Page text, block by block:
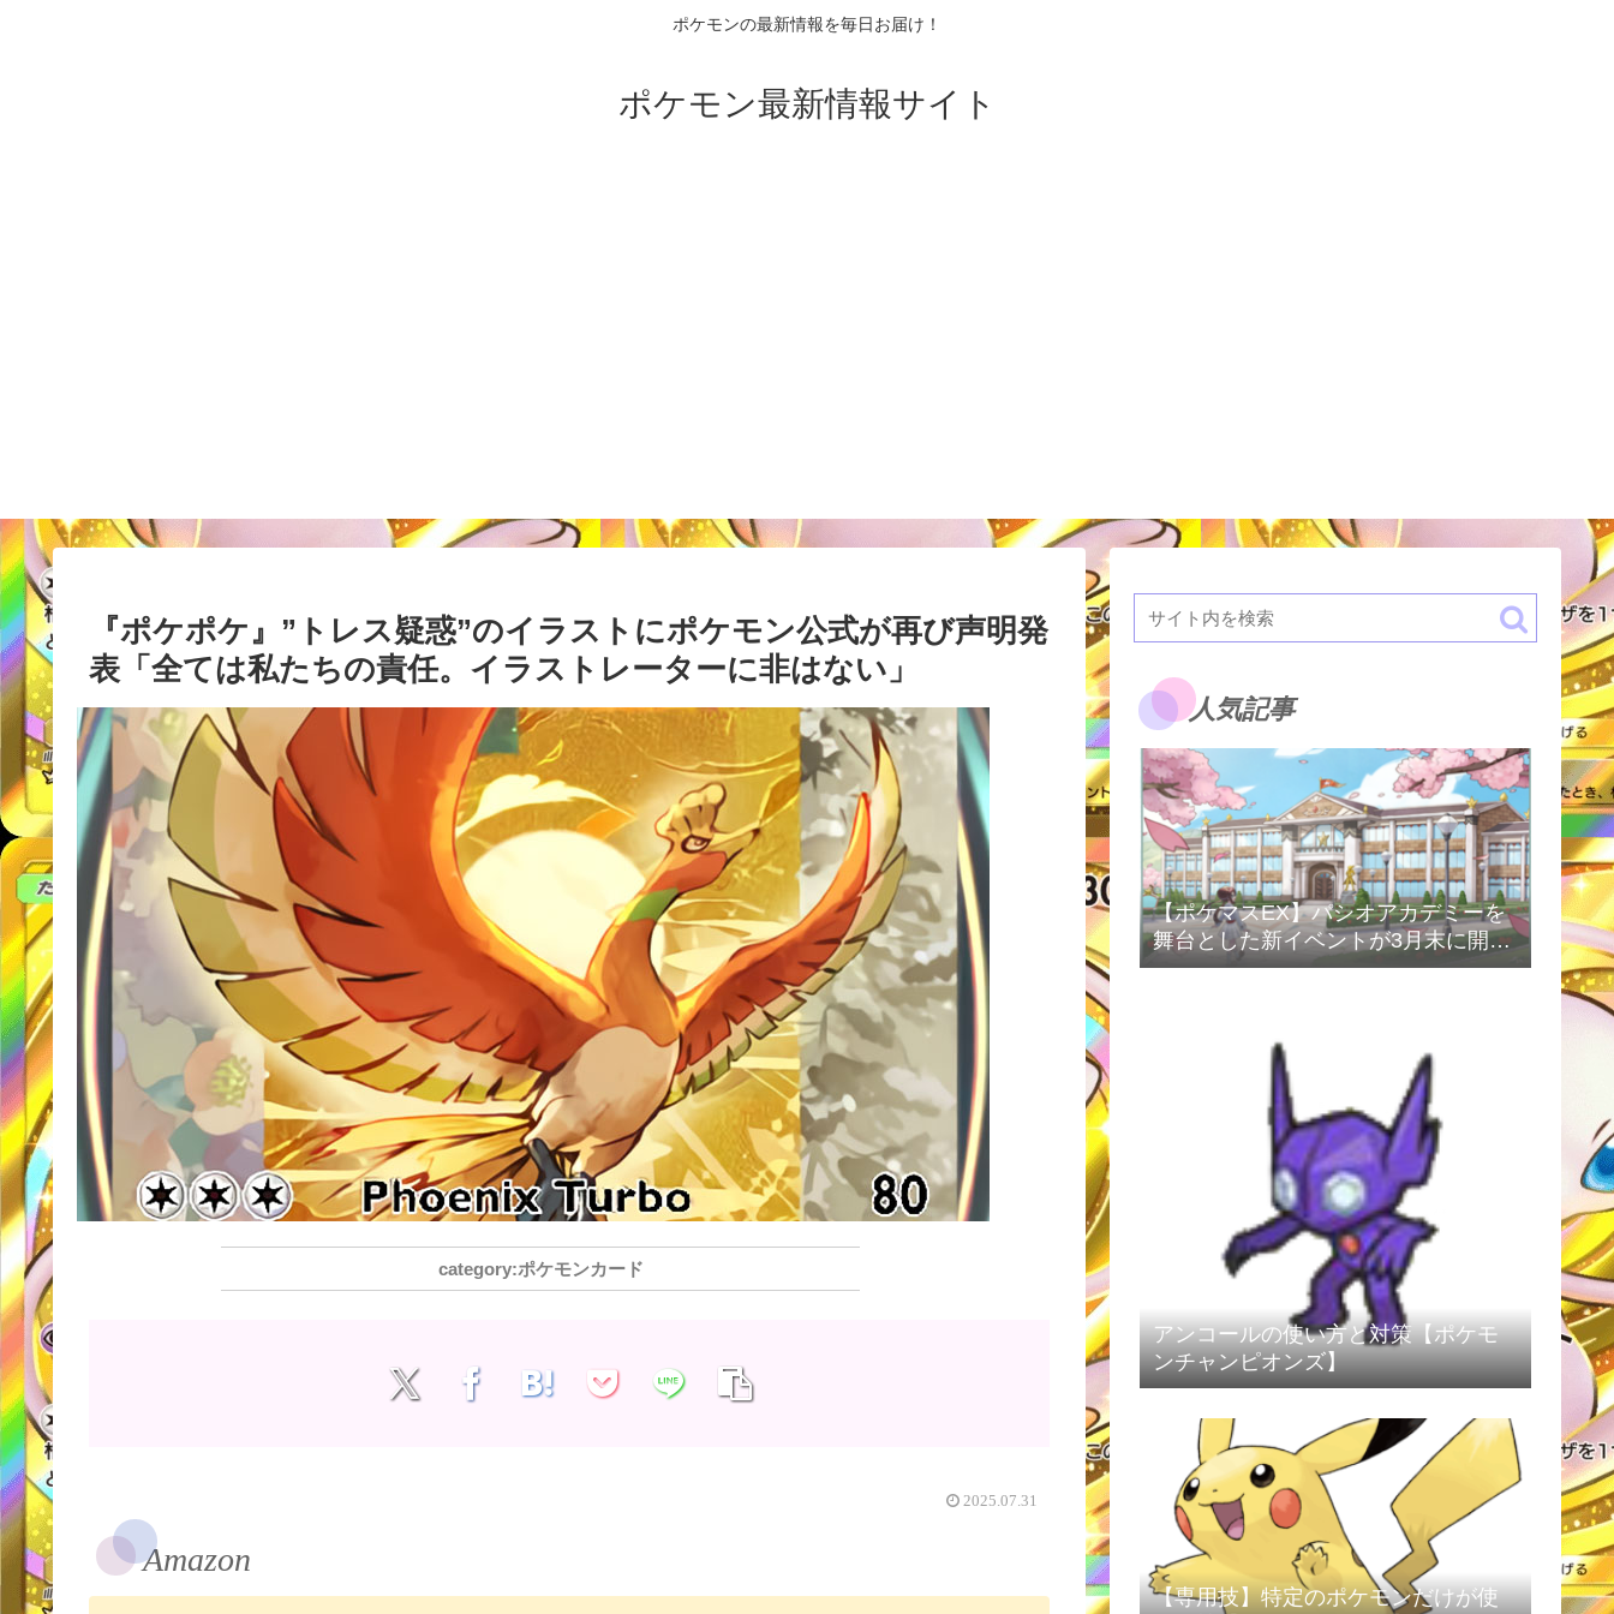
ポケモンの最新情報を毎日お届け！
ポケモン最新情報サイト
『ポケポケ』”トレス疑惑”のイラストにポケモン公式が再び声明発
表「全ては私たちの責任。イラストレーターに非はない」
ポケモンカード
2025.07.31
Amazon
人気記事
【ポケマスEX】パシオアカデミーを
舞台とした新イベントが3月末に開催
予定！
アンコールの使い方と対策【ポケモ
ンチャンピオンズ】
【専用技】特定のポケモンだけが使